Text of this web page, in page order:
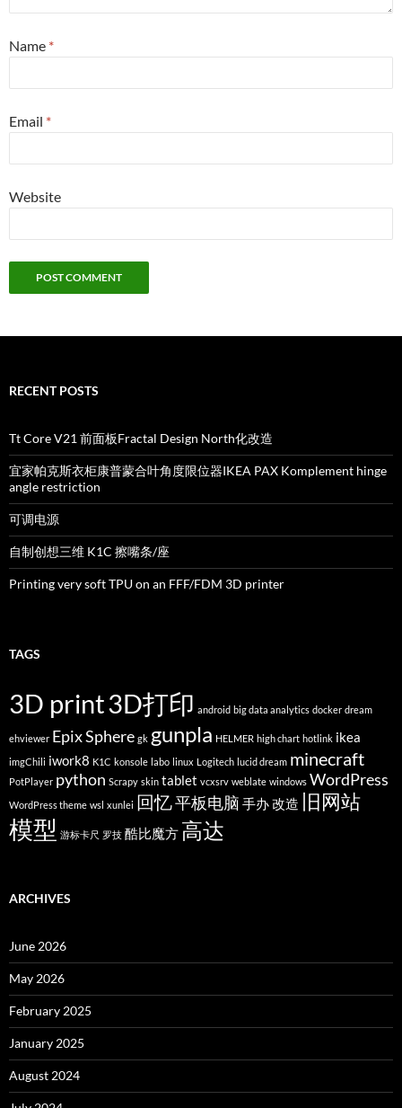
Name *
Email *
Website
RECENT POSTS
Tt Core V21 前面板Fractal Design North化改造
宜家帕克斯衣柜康普蒙合叶角度限位器IKEA PAX Komplement hinge
angle restriction
可调电源
自制创想三维 K1C 擦嘴条/座
Printing very soft TPU on an FFF/FDM 3D printer
TAGS
3D print3D打印 android big data analytics docker dream
ehviewer Epix Sphere gk gunpla HELMER high chart hotlink ikea
imgChili iwork8 K1C konsole labo linux Logitech lucid dream minecraft
PotPlayer python Scrapy skin tablet vcxsrv weblate windows WordPress
WordPress theme wsl xunlei 回忆平板电脑 手办改造 旧网站
模型 游标卡尺 罗技 酷比魔方 高达
ARCHIVES
June 2026
May 2026
February 2025
January 2025
August 2024